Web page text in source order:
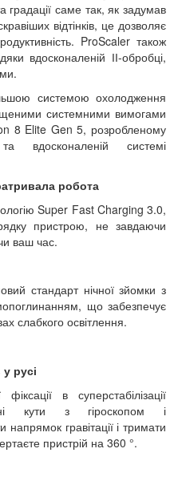
саме так, як задумав
відтінків, це дозволяє
ProScaler також
вдосконаленій ІІ-обробці,
системою охолодження
системними вимогами
8 Elite Gen 5, розробленому
вдосконаленій системі
робота
Super Fast Charging 3.0,
пристрою, не завдаючи
ваш час.
стандарт нічної зйомки з
що забезпечує
слабкого освітлення.
русі
в суперстабілізації
кути з гіроскопом і
гравітації і тримати
пристрій на 360 °.